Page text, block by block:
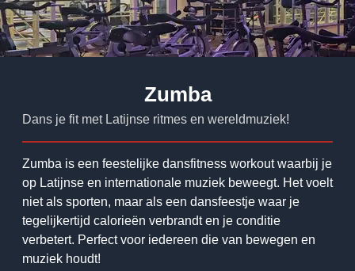
Zumba
Dans je fit met Latijnse ritmes en wereldmuziek!
Zumba is een feestelijke dansfitness workout waarbij je
op Latijnse en internationale muziek beweegt. Het voelt
niet als sporten, maar als een dansfeestje waar je
tegelijkertijd calorieën verbrandt en je conditie
verbetert. Perfect voor iedereen die van bewegen en
muziek houdt!